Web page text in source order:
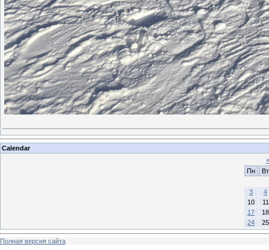
Calendar
«
Пн
Вт
3
4
10
11
17
18
24
25
Полная версия сайта